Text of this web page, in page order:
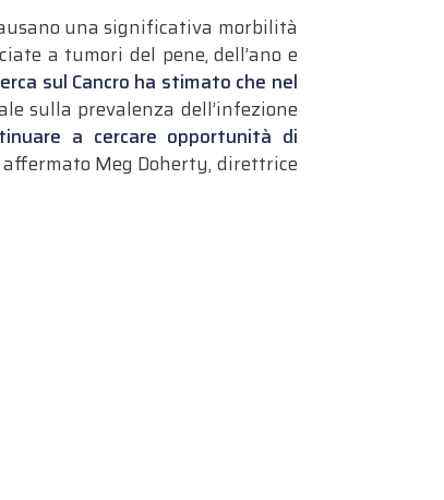
una significativa morbilità
a tumori del pene, dell’ano e
sul Cancro ha stimato che nel
sulla prevalenza dell’infezione
a cercare opportunità di
affermato Meg Doherty, direttrice